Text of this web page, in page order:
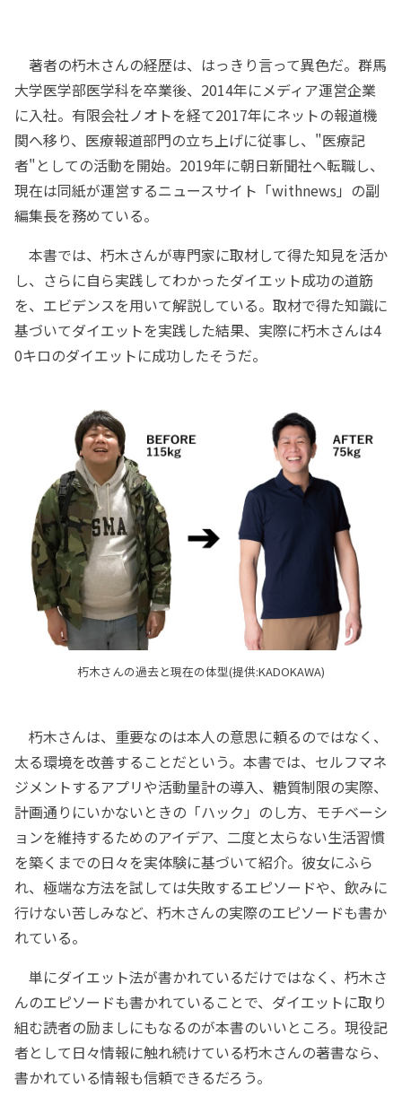
著者の朽木さんの経歴は、はっきり言って異色だ。群馬
大学医学部医学科を卒業後、2014年にメディア運営企業
に入社。有限会社ノオトを経て2017年にネットの報道機
関へ移り、医療報道部門の立ち上げに従事し、"医療記
者"としての活動を開始。2019年に朝日新聞社へ転職し、
現在は同紙が運営するニュースサイト「withnews」の副
編集長を務めている。
本書では、朽木さんが専門家に取材して得た知見を活か
し、さらに自ら実践してわかったダイエット成功の道筋
を、エビデンスを用いて解説している。取材で得た知識に
基づいてダイエットを実践した結果、実際に朽木さんは4
0キロのダイエットに成功したそうだ。
朽木さんの過去と現在の体型(提供:KADOKAWA)
朽木さんは、重要なのは本人の意思に頼るのではなく、
太る環境を改善することだという。本書では、セルフマネ
ジメントするアプリや活動量計の導入、糖質制限の実際、
計画通りにいかないときの「ハック」のし方、モチベーシ
ョンを維持するためのアイデア、二度と太らない生活習慣
を築くまでの日々を実体験に基づいて紹介。彼女にふら
れ、極端な方法を試しては失敗するエピソードや、飲みに
行けない苦しみなど、朽木さんの実際のエピソードも書か
れている。
単にダイエット法が書かれているだけではなく、朽木さ
んのエピソードも書かれていることで、ダイエットに取り
組む読者の励ましにもなるのが本書のいいところ。現役記
者として日々情報に触れ続けている朽木さんの著書なら、
書かれている情報も信頼できるだろう。